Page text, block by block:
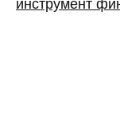
инструмент